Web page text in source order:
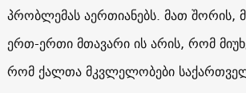
პრობლემას აერთიანებს. მათ შორის,
ერთ-ერთი მთავარი ის არის, რომ
რომ ქალთა მკვლელობები